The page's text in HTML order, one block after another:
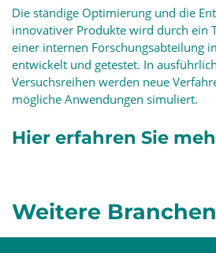
Die ständige Optimierung und die
innovativer Produkte wird durch ein
einer internen Forschungsabteilung
entwickelt und getestet. In
Versuchsreihen werden neue
mögliche Anwendungen simuliert.
Hier erfahren Sie
Weitere Branchen